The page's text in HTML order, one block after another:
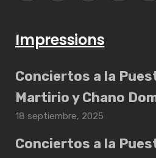
Impressions
Conciertos a la
Martirio y Chano
18 septiembre, 2025
Conciertos a la